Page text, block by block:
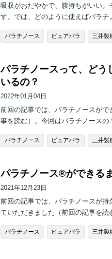
吸収がおだやかで、腹持ちがいい
す。では、どのように使えばパラ
パラチノース ピュアパラ 三井製
パラチノースって、どう
いるの？
2022年01月04日
前回の記事では、パラチノースが
事を読む）。今回はパラチノース
パラチノース ピュアパラ 三井製
パラチノース®️ができる
2021年12月23日
前回の記事では、パラチノースが
ていただきました（前回の記事を
パラチノース ピュアパラ 三井製